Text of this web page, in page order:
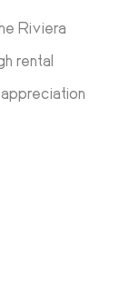
Riviera
rental